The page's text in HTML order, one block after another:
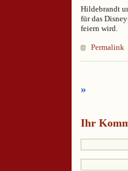
Hildebrandt
für das
feiern wird.
Permalink
»
Ihr